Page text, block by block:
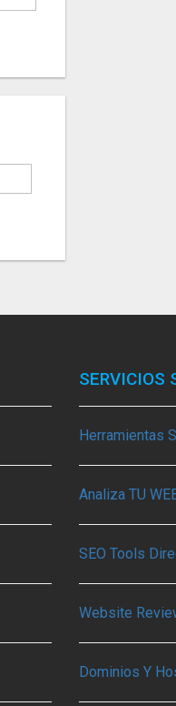
SERVICIOS
Herramientas
Analiza TU
SEO Tools
Website
Dominios Y